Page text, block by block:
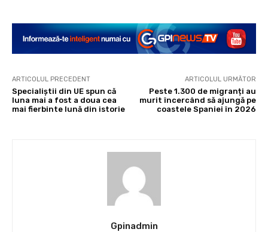
ARTICOLUL PRECEDENT
Specialiștii din UE spun că
luna mai a fost a doua cea
mai fierbinte lună din istorie
ARTICOLUL URMĂTOR
Peste 1.300 de migranți au
murit încercând să ajungă pe
coastele Spaniei în 2026
Gpinadmin